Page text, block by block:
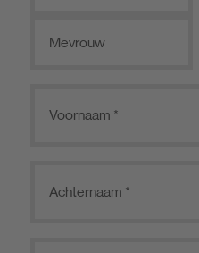
Mevrouw